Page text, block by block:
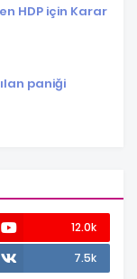
HDP için Karar
paniği
12.0k
7.5k